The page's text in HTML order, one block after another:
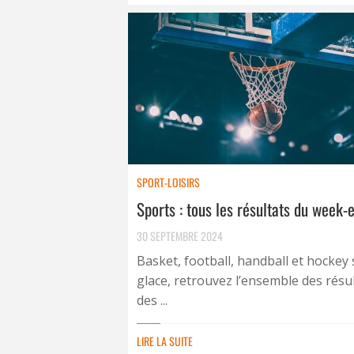
SPORT-LOISIRS
Sports : tous les résultats du week-
30 SEPTEMBRE 2024
Basket, football, handball et hockey
glace, retrouvez l’ensemble des
des ...
LIRE LA SUITE